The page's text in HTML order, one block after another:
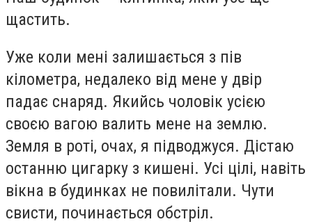
щастить.
Уже коли мені залишається з пів
кілометра, недалеко від мене у двір
падає снаряд. Якийсь чоловік усією
своєю вагою валить мене на землю.
Земля в роті, очах, я підводжуся. Дістаю
останню цигарку з кишені. Усі цілі, навіть
вікна в будинках не повилітали. Чути
свисти, починається обстріл.